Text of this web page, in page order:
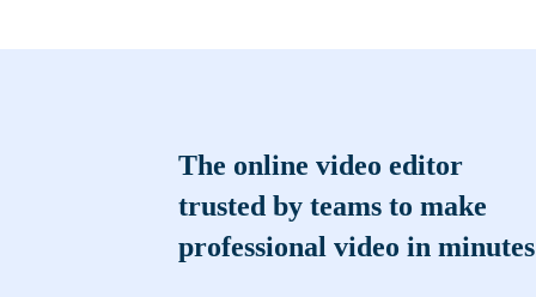
The online video editor
trusted by teams to make
professional video in minutes